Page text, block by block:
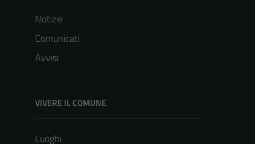
Notizie
Comunicati
Avvisi
VIVERE IL COMUNE
Luoghi